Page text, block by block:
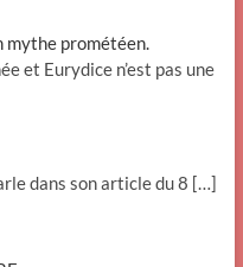
mythe prométéen.
et Eurydice n’est pas une
dans son article du 8 […]